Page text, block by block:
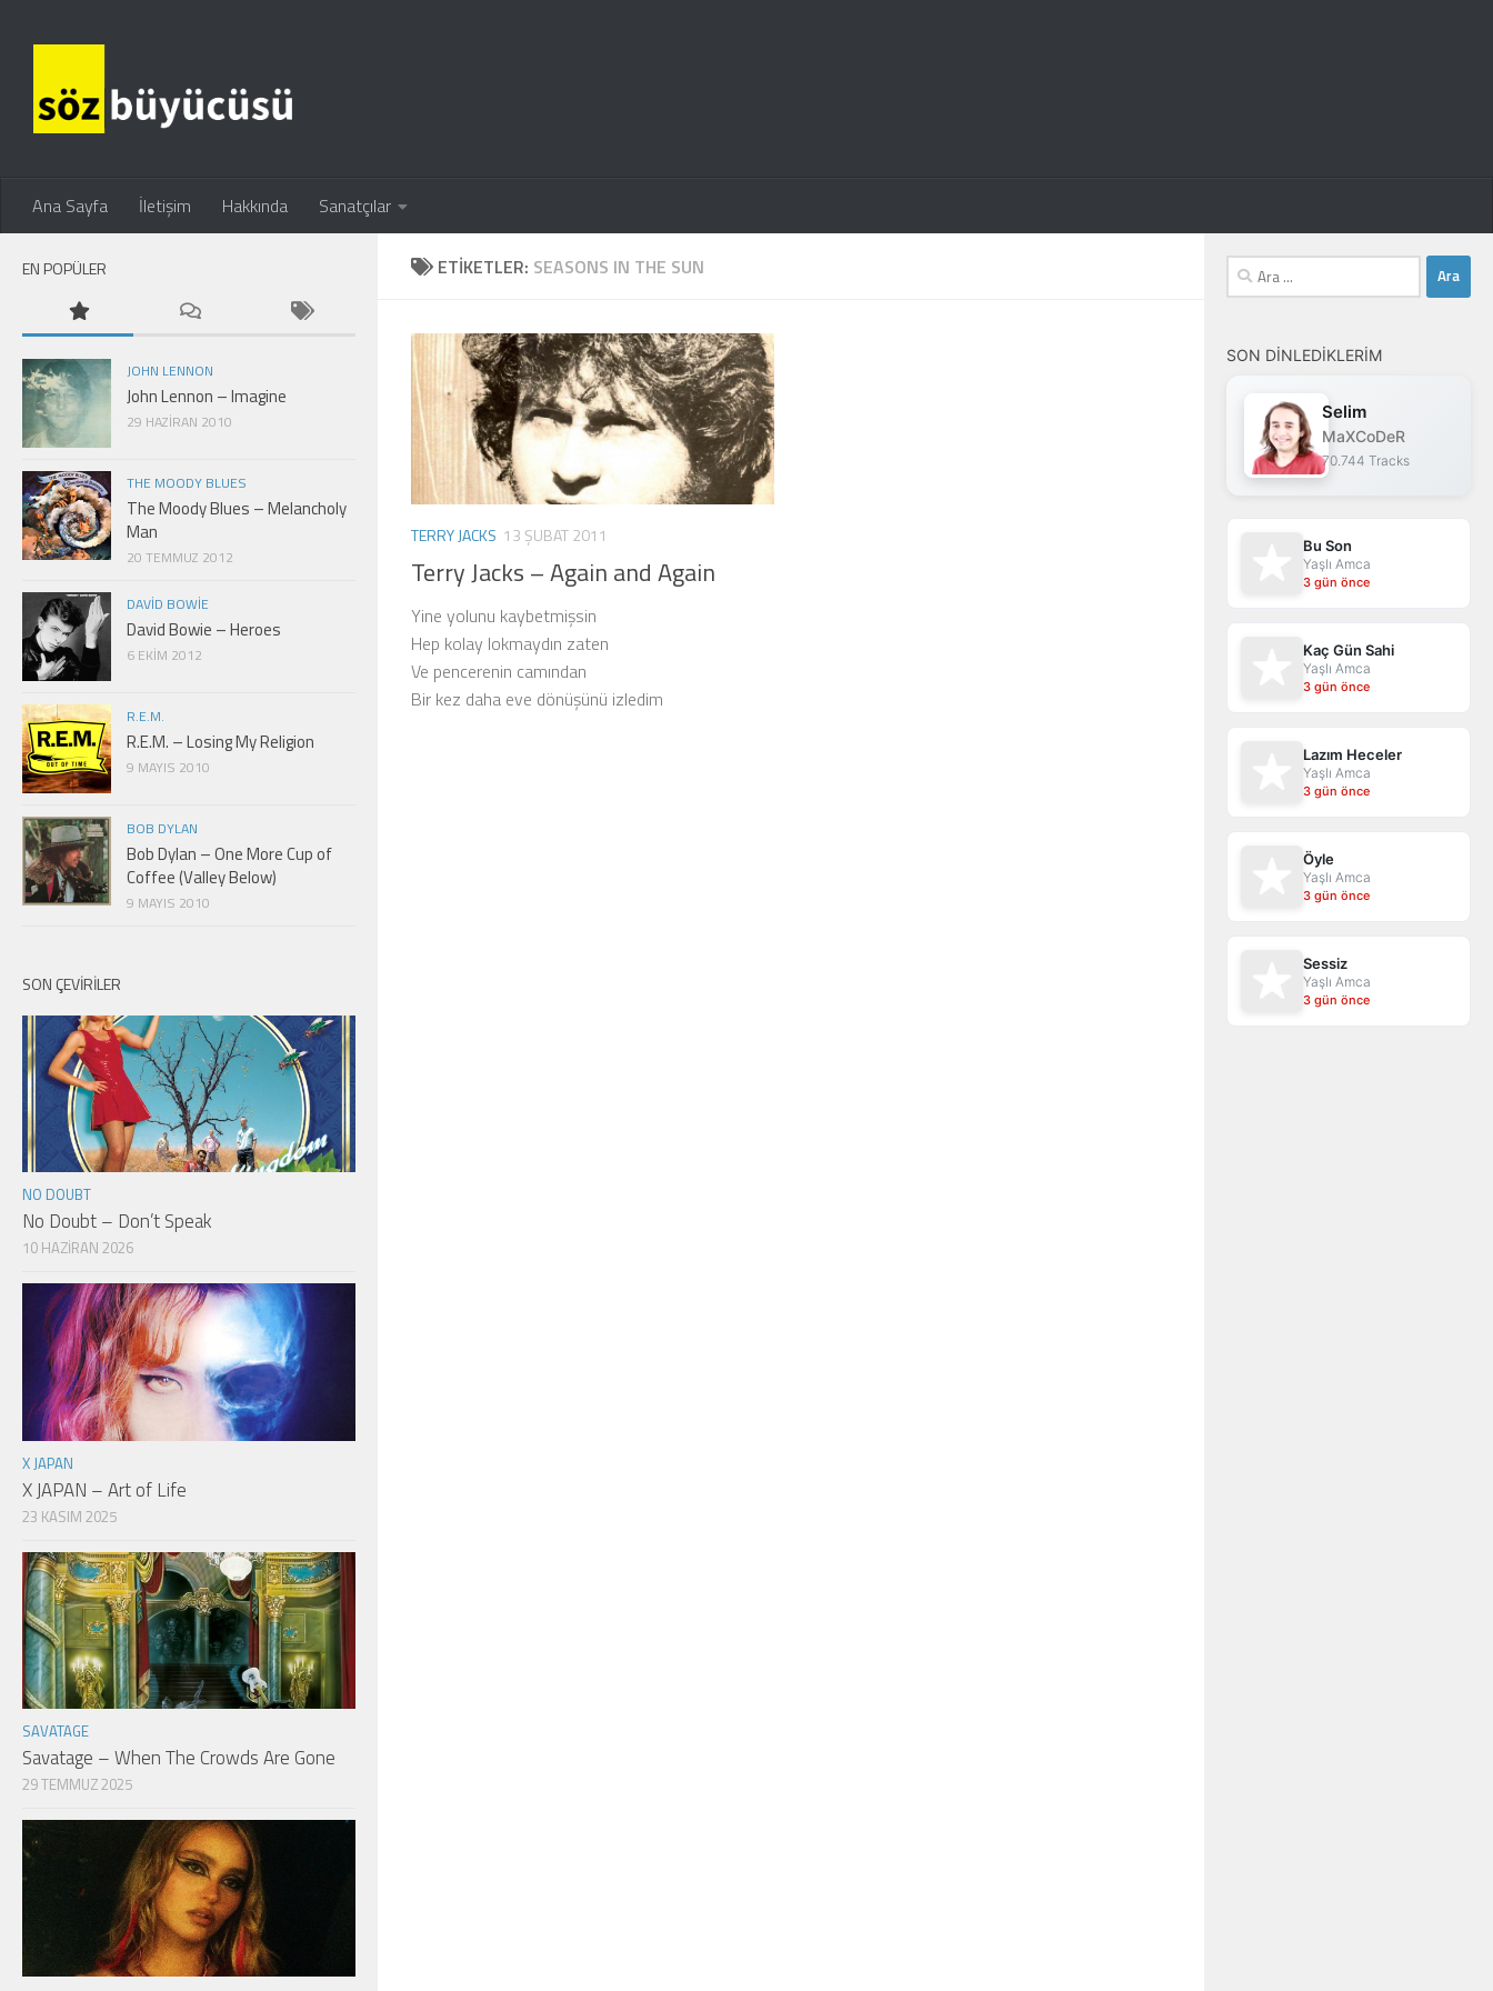
Ana Sayfa İletişim Hakkında Sanatçılar
ETIKETLER: SEASONS IN THE SUN
TERRY JACKS 13 ŞUBAT 2011
Terry Jacks – Again and Again
Yine yolunu kaybetmişsin
Hep kolay lokmaydın zaten
Ve pencerenin camından
Bir kez daha eve dönüşünü izledim
EN POPÜLER
JOHN LENNON
John Lennon – Imagine
29 HAZIRAN 2010
THE MOODY BLUES
The Moody Blues – Melancholy
Man
20 TEMMUZ 2012
DAVID BOWIE
David Bowie – Heroes
6 EKIM 2012
R.E.M.
R.E.M. – Losing My Religion
9 MAYIS 2010
BOB DYLAN
Bob Dylan – One More Cup of
Coffee (Valley Below)
9 MAYIS 2010
SON ÇEVIRILER
NO DOUBT
No Doubt – Don’t Speak
10 HAZIRAN 2026
X JAPAN
X JAPAN – Art of Life
23 KASIM 2025
SAVATAGE
Savatage – When The Crowds Are Gone
29 TEMMUZ 2025
Arama:
SON DINLEDIKLERIM
Selim
MaXCoDeR
70.744 Tracks
Bu Son
Yaşlı Amca
3 gün önce
Kaç Gün Sahi
Yaşlı Amca
3 gün önce
Lazım Heceler
Yaşlı Amca
3 gün önce
Öyle
Yaşlı Amca
3 gün önce
Sessiz
Yaşlı Amca
3 gün önce